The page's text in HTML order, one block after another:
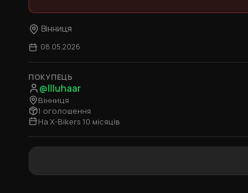
Вінниця
08.05.2026
ПОКУПЕЦЬ
@Illuhaar
Вінниця
1 оголошення
На X-Bikers 10 місяців